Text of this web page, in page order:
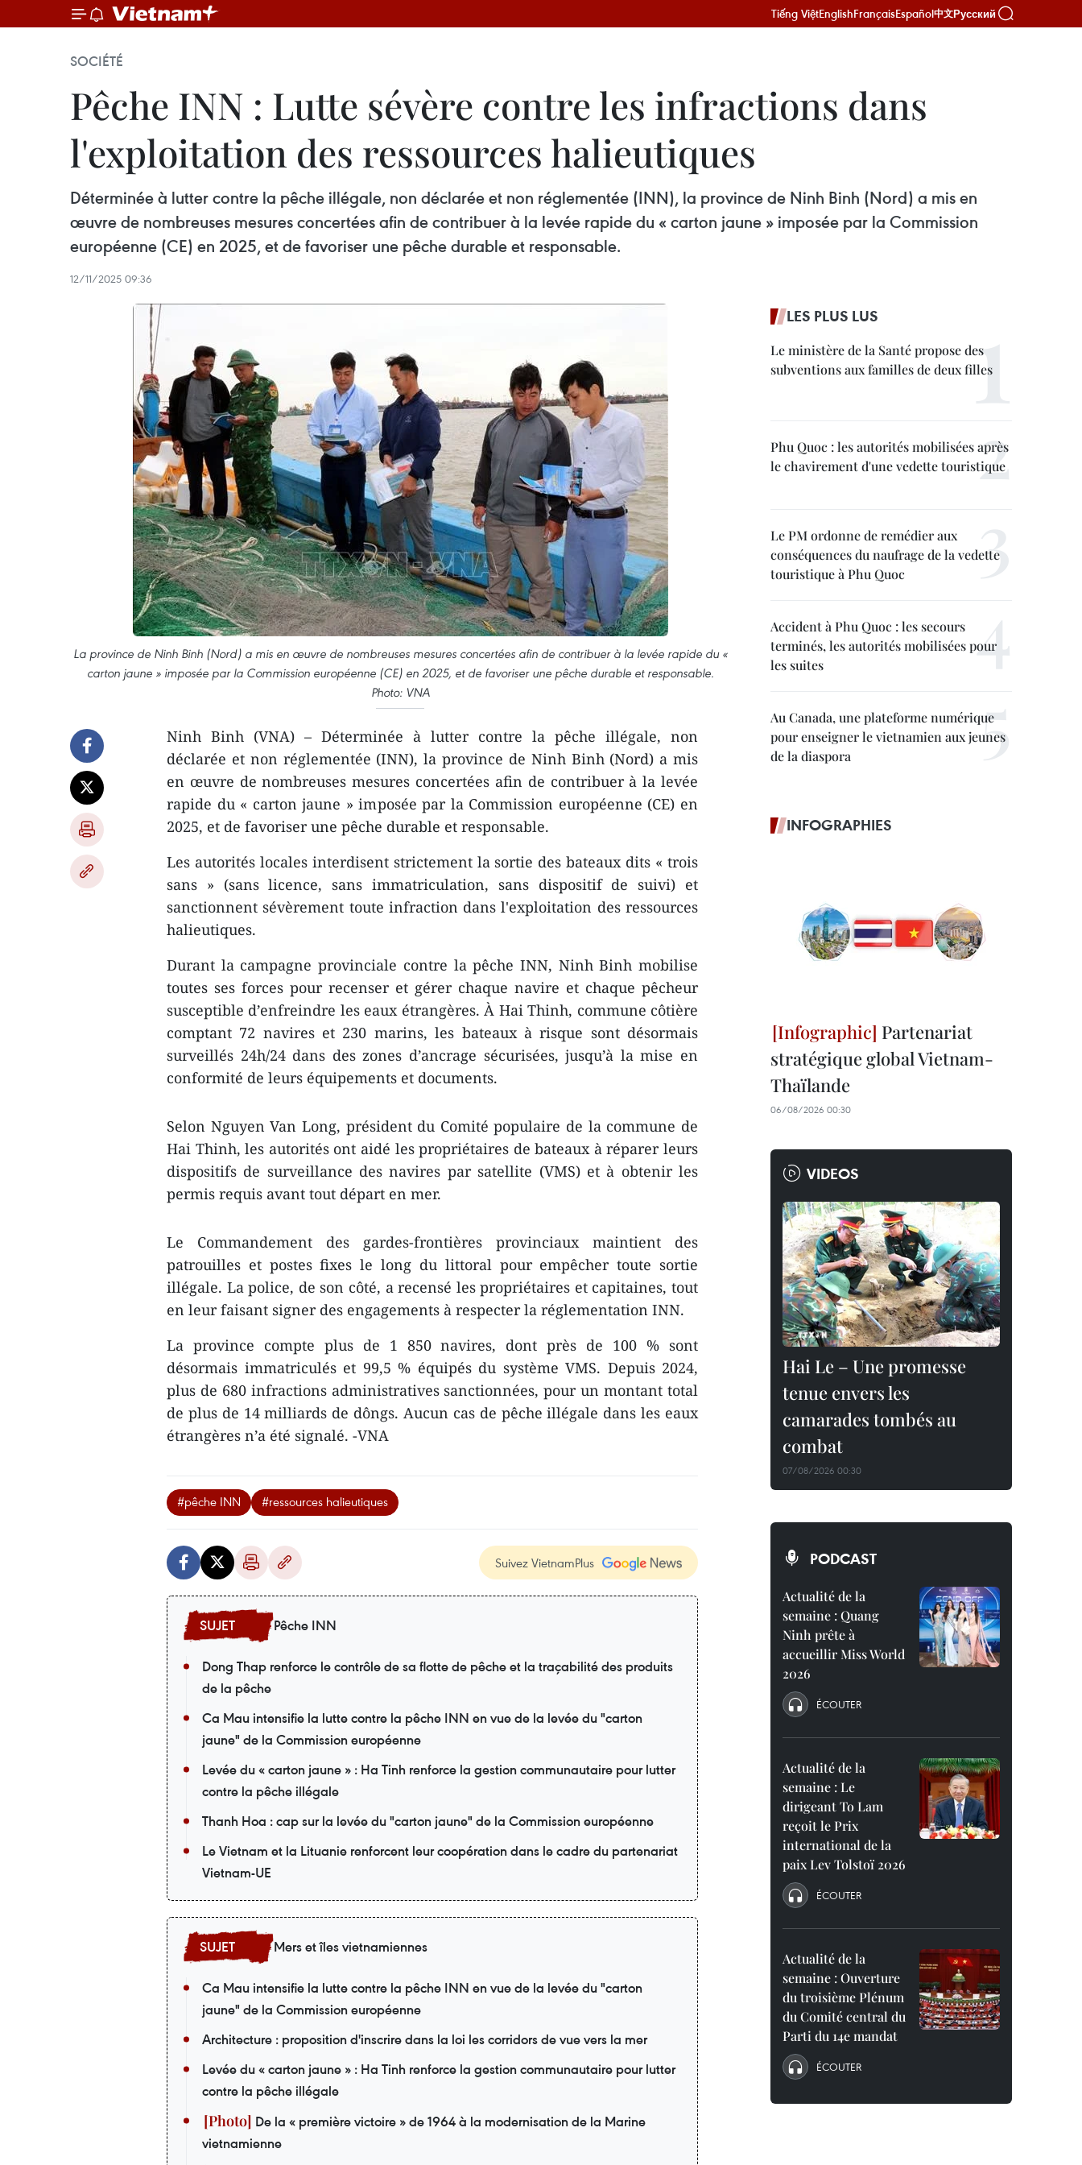
Tiếng ViệtEnglishFrançaisEspañol中文Русский
SOCIÉTÉ
Pêche INN : Lutte sévère contre les infractions dans
l'exploitation des ressources halieutiques
Déterminée à lutter contre la pêche illégale, non déclarée et non réglementée (INN), la province de Ninh Binh (Nord) a mis en
œuvre de nombreuses mesures concertées afin de contribuer à la levée rapide du « carton jaune » imposée par la Commission
européenne (CE) en 2025, et de favoriser une pêche durable et responsable.
12/11/2025 09:36
La province de Ninh Binh (Nord) a mis en œuvre de nombreuses mesures concertées afin de contribuer à la levée rapide du «
carton jaune » imposée par la Commission européenne (CE) en 2025, et de favoriser une pêche durable et responsable.
Photo: VNA
Ninh Binh (VNA) – Déterminée à lutter contre la pêche illégale, non
déclarée et non réglementée (INN), la province de Ninh Binh (Nord) a mis
en œuvre de nombreuses mesures concertées afin de contribuer à la levée
rapide du « carton jaune » imposée par la Commission européenne (CE) en
2025, et de favoriser une pêche durable et responsable.
Les autorités locales interdisent strictement la sortie des bateaux dits « trois
sans » (sans licence, sans immatriculation, sans dispositif de suivi) et
sanctionnent sévèrement toute infraction dans l'exploitation des ressources
halieutiques.
Durant la campagne provinciale contre la pêche INN, Ninh Binh mobilise
toutes ses forces pour recenser et gérer chaque navire et chaque pêcheur
susceptible d’enfreindre les eaux étrangères. À Hai Thinh, commune côtière
comptant 72 navires et 230 marins, les bateaux à risque sont désormais
surveillés 24h/24 dans des zones d’ancrage sécurisées, jusqu’à la mise en
conformité de leurs équipements et documents.
Selon Nguyen Van Long, président du Comité populaire de la commune de
Hai Thinh, les autorités ont aidé les propriétaires de bateaux à réparer leurs
dispositifs de surveillance des navires par satellite (VMS) et à obtenir les
permis requis avant tout départ en mer.
Le Commandement des gardes-frontières provinciaux maintient des
patrouilles et postes fixes le long du littoral pour empêcher toute sortie
illégale. La police, de son côté, a recensé les propriétaires et capitaines, tout
en leur faisant signer des engagements à respecter la réglementation INN.
La province compte plus de 1 850 navires, dont près de 100 % sont
désormais immatriculés et 99,5 % équipés du système VMS. Depuis 2024,
plus de 680 infractions administratives sanctionnées, pour un montant total
de plus de 14 milliards de dôngs. Aucun cas de pêche illégale dans les eaux
étrangères n’a été signalé. -VNA
#pêche INN #ressources halieutiques
Suivez VietnamPlus
Pêche INN
Dong Thap renforce le contrôle de sa flotte de pêche et la traçabilité des produits
de la pêche
Ca Mau intensifie la lutte contre la pêche INN en vue de la levée du "carton
jaune" de la Commission européenne
Levée du « carton jaune » : Ha Tinh renforce la gestion communautaire pour lutter
contre la pêche illégale
Thanh Hoa : cap sur la levée du "carton jaune" de la Commission européenne
Le Vietnam et la Lituanie renforcent leur coopération dans le cadre du partenariat
Vietnam-UE
Mers et îles vietnamiennes
Ca Mau intensifie la lutte contre la pêche INN en vue de la levée du "carton
jaune" de la Commission européenne
Architecture : proposition d'inscrire dans la loi les corridors de vue vers la mer
Levée du « carton jaune » : Ha Tinh renforce la gestion communautaire pour lutter
contre la pêche illégale
De la « première victoire » de 1964 à la modernisation de la Marine
vietnamienne
LES PLUS LUS
Le ministère de la Santé propose des
subventions aux familles de deux filles
Phu Quoc : les autorités mobilisées après
le chavirement d'une vedette touristique
Le PM ordonne de remédier aux
conséquences du naufrage de la vedette
touristique à Phu Quoc
Accident à Phu Quoc : les secours
terminés, les autorités mobilisées pour
les suites
Au Canada, une plateforme numérique
pour enseigner le vietnamien aux jeunes
de la diaspora
INFOGRAPHIES
Partenariat
stratégique global Vietnam-
Thaïlande
06/08/2026 00:30
VIDEOS
Hai Le – Une promesse
tenue envers les
camarades tombés au
combat
07/08/2026 00:30
PODCAST
Actualité de la
semaine : Quang
Ninh prête à
accueillir Miss World
2026
ÉCOUTER
Actualité de la
semaine : Le
dirigeant To Lam
reçoit le Prix
international de la
paix Lev Tolstoï 2026
ÉCOUTER
Actualité de la
semaine : Ouverture
du troisième Plénum
du Comité central du
Parti du 14e mandat
ÉCOUTER